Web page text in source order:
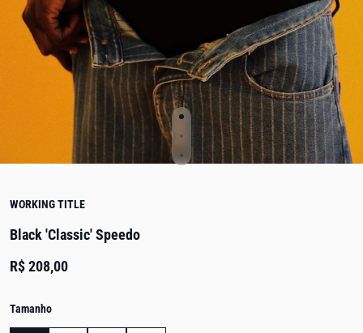
WORKING TITLE
Black 'Classic' Speedo
R$ 208,00
Tamanho